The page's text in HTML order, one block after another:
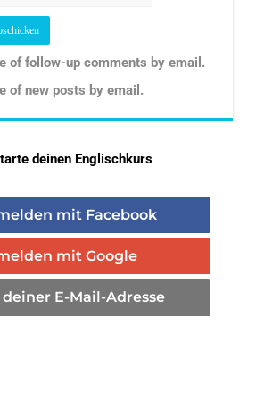
of follow-up comments by email.
of new posts by email.
deinen Englischkurs
mit Facebook
mit Google
E-Mail-Adresse